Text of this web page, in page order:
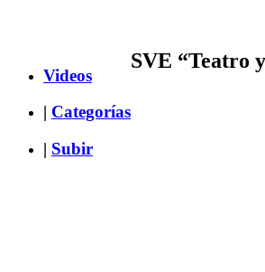
Videos
| Categorías
| Subir
SVE “Teatro